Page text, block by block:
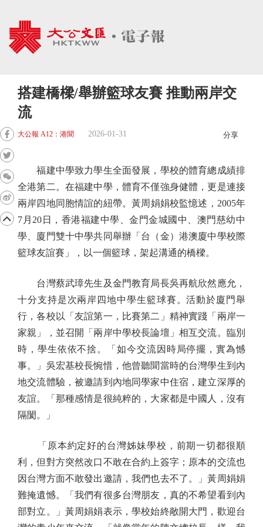
搭建橋樑/舉辦籃球友賽 推動兩岸交
流
大公報 A12：港聞 2026-01-31 分享
福建中學致力學生全面發展，學校的體育總成績排
全港第二。在福建中學，體育不僅強身健體，更是連接
兩岸四地同胞情誼的紐帶。黃周娟娟校監憶述，2005年
7月20日，香港福建中學、金門金城國中、澳門慈幼中
學、廈門雙十中學共同舉辦「台（金）港澳廈中學校際
籃球友誼賽」，以一個籃球，架起溝通的橋樑。
台灣蔡武璋先生及金門教育局長吳再航欣然應允，
十分支持是次兩岸四地中學生籃球賽。活動於廈門舉
行，各校以「友誼第一，比賽第二」精神實踐「兩岸一
家親」，並召開「兩岸中學校長論壇」相互交流。臨別
時，學生依依不捨。「如今交流因時局停擺，實為憾
事。」吳宏基校長惋惜，他曾聽聞當時的台灣學生到內
地交流體驗，被邀請到內地同學家中住宿，建立深厚的
友誼。「那種感情是很純粹的，大家都是中國人，沒有
隔閡。」
「原本約定好的台灣姊妹學校，前期一切都很順
利，但對方突然改口不敢在合約上簽字；原本的交流也
因台灣方面不敢發出邀請，我們也去不了。」黃周娟娟
難掩遺憾。「我們有很多台灣朋友，真的不希望看到內
部對立。」黃周娟娟表示，學校始終敞開大門，歡迎台